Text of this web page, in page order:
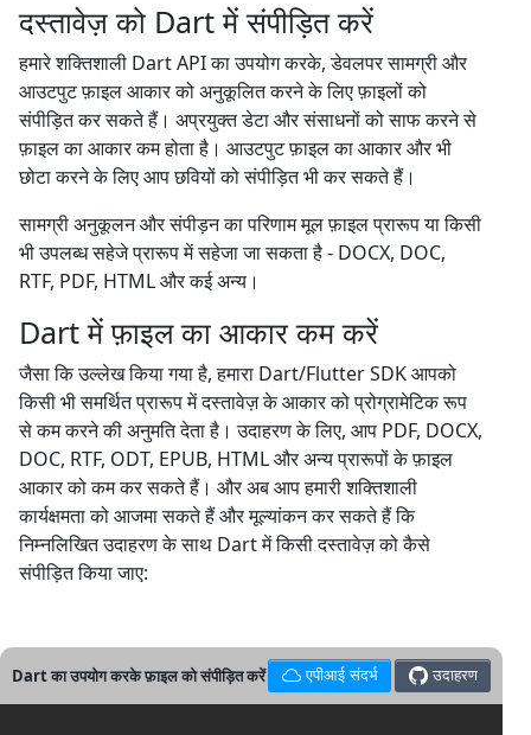
दस्तावेज़ को Dart में संपीड़ित करें
हमारे शक्तिशाली Dart API का उपयोग करके, डेवलपर सामग्री और
आउटपुट फ़ाइल आकार को अनुकूलित करने के लिए फ़ाइलों को
संपीड़ित कर सकते हैं। अप्रयुक्त डेटा और संसाधनों को साफ करने से
फ़ाइल का आकार कम होता है। आउटपुट फ़ाइल का आकार और भी
छोटा करने के लिए आप छवियों को संपीड़ित भी कर सकते हैं।
सामग्री अनुकूलन और संपीड़न का परिणाम मूल फ़ाइल प्रारूप या किसी
भी उपलब्ध सहेजे प्रारूप में सहेजा जा सकता है - DOCX, DOC,
RTF, PDF, HTML और कई अन्य।
Dart में फ़ाइल का आकार कम करें
जैसा कि उल्लेख किया गया है, हमारा Dart/Flutter SDK आपको
किसी भी समर्थित प्रारूप में दस्तावेज़ के आकार को प्रोग्रामेटिक रूप
से कम करने की अनुमति देता है। उदाहरण के लिए, आप PDF, DOCX,
DOC, RTF, ODT, EPUB, HTML और अन्य प्रारूपों के फ़ाइल
आकार को कम कर सकते हैं। और अब आप हमारी शक्तिशाली
कार्यक्षमता को आजमा सकते हैं और मूल्यांकन कर सकते हैं कि
निम्नलिखित उदाहरण के साथ Dart में किसी दस्तावेज़ को कैसे
संपीड़ित किया जाए:
Dart का उपयोग करके फ़ाइल को संपीड़ित करें एपीआई संदर्भ उदाहरण